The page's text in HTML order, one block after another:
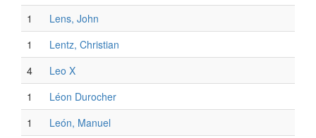
1
Lens, John
1
Lentz, Christian
4
Leo X
1
Léon Durocher
1
León, Manuel